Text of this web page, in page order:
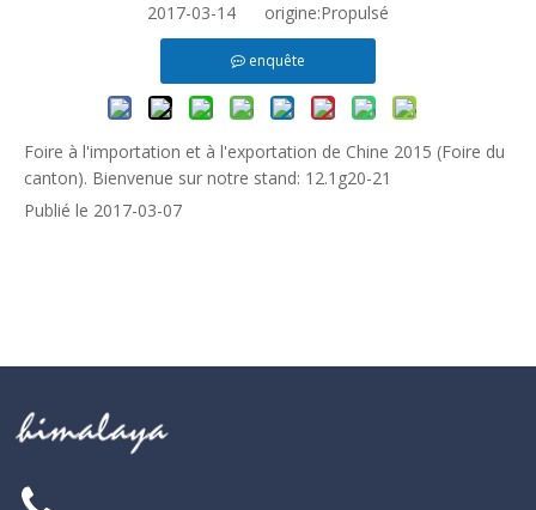
2017-03-14 origine:Propulsé
enquête
Foire à l'importation et à l'exportation de Chine 2015 (Foire du
canton). Bienvenue sur notre stand: 12.1g20-21
Publié le 2017-03-07